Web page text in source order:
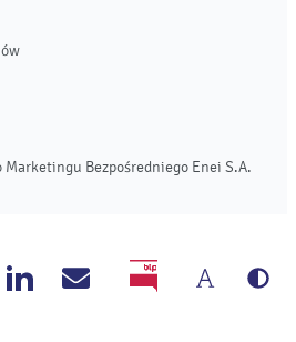
Bezpośredniego Enei S.A.
Enea NapiszBIP
Zmień